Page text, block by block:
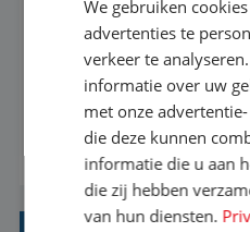
Met jouw ervaring in de
achtergrond in toerisme
volgende stap. Vanaf je
wereld over en speel je
wensen van je team, je
reiswereld gebeurt. Met
klanten te overtuigen
BEKIJK VACATURE
We gebruiken
advertenties te
verkeer te
informatie over uw
met onze
die deze kunnen
informatie die u aan
die zij hebben
van hun diensten.